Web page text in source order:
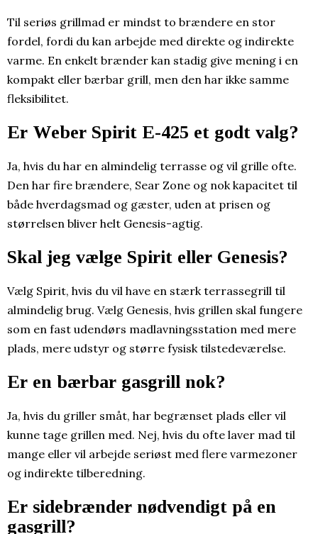
Til seriøs grillmad er mindst to brændere en stor
fordel, fordi du kan arbejde med direkte og indirekte
varme. En enkelt brænder kan stadig give mening i en
kompakt eller bærbar grill, men den har ikke samme
fleksibilitet.
Er Weber Spirit E-425 et godt valg?
Ja, hvis du har en almindelig terrasse og vil grille ofte.
Den har fire brændere, Sear Zone og nok kapacitet til
både hverdagsmad og gæster, uden at prisen og
størrelsen bliver helt Genesis-agtig.
Skal jeg vælge Spirit eller Genesis?
Vælg Spirit, hvis du vil have en stærk terrassegrill til
almindelig brug. Vælg Genesis, hvis grillen skal fungere
som en fast udendørs madlavningsstation med mere
plads, mere udstyr og større fysisk tilstedeværelse.
Er en bærbar gasgrill nok?
Ja, hvis du griller småt, har begrænset plads eller vil
kunne tage grillen med. Nej, hvis du ofte laver mad til
mange eller vil arbejde seriøst med flere varmezoner
og indirekte tilberedning.
Er sidebrænder nødvendigt på en
gasgrill?